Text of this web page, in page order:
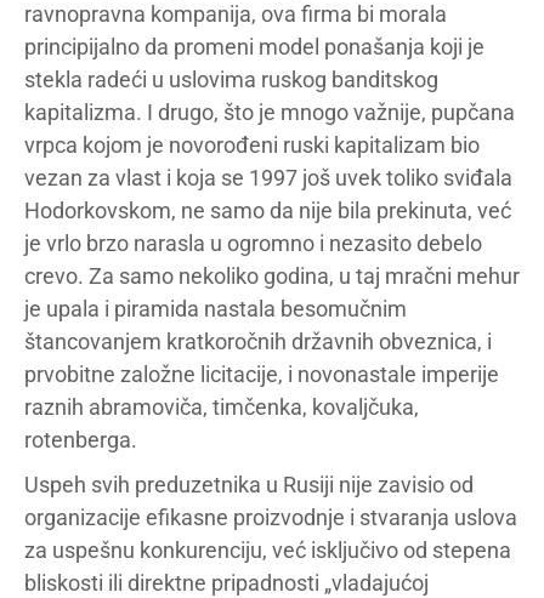
ravnopravna kompanija, ova firma bi morala
principijalno da promeni model ponašanja koji je
stekla radeći u uslovima ruskog banditskog
kapitalizma. I drugo, što je mnogo važnije, pupčana
vrpca kojom je novorođeni ruski kapitalizam bio
vezan za vlast i koja se 1997 još uvek toliko sviđala
Hodorkovskom, ne samo da nije bila prekinuta, već
je vrlo brzo narasla u ogromno i nezasito debelo
crevo. Za samo nekoliko godina, u taj mračni mehur
je upala i piramida nastala besomučnim
štancovanjem kratkoročnih državnih obveznica, i
prvobitne založne licitacije, i novonastale imperije
raznih abramoviča, timčenka, kovaljčuka,
rotenberga.
Uspeh svih preduzetnika u Rusiji nije zavisio od
organizacije efikasne proizvodnje i stvaranja uslova
za uspešnu konkurenciju, već isključivo od stepena
bliskosti ili direktne pripadnosti „vladajućoj